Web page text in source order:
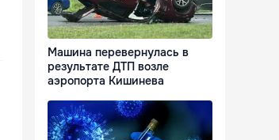
Машина перевернулась в
результате ДТП возле
аэропорта Кишинева